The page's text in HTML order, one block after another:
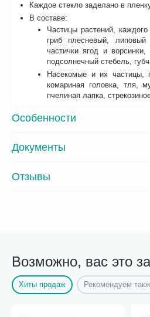
Каждое стекло заделано в
В составе:
Частицы растений,
гриб плесневый,
частички ягод и
подсолнечный стебель,
Насекомые и их частицы,
комариная головка, тля,
пчелиная лапка,
Особенности
Документы
Отзывы
Возможно, вас это
Хиты продаж Рекомендуем